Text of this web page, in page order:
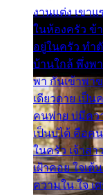
งานแต่ง เขา
ในห้องครัว ข้า
อยู่ในครัว ทำ
บ้านใกล้ พึ่งพา
พา กันเข้าพา
เดียวดาย เป็น
คนพ่าย บ่มีควา
เป็นบ่ได้ คือค
ในครัว เจ้าสา
เฝ้าคอย ใจเต้
ความใน ใจ เ